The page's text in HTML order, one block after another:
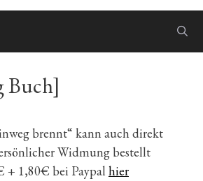
Buch]
brennt“ kann auch direkt
Widmung bestellt
+ 1,80€ bei Paypal hier